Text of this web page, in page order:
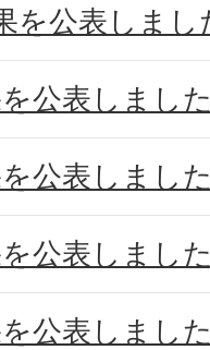
を公表しまし
公表しまし
公表しまし
公表しまし
公表しまし